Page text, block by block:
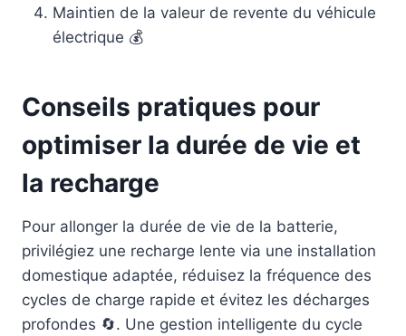
Maintien de la valeur de revente du véhicule
électrique 💰
Conseils pratiques pour
optimiser la durée de vie et
la recharge
Pour allonger la durée de vie de la batterie,
privilégiez une recharge lente via une installation
domestique adaptée, réduisez la fréquence des
cycles de charge rapide et évitez les décharges
profondes 🔄. Une gestion intelligente du cycle